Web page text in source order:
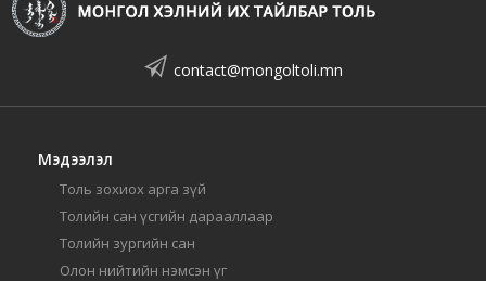
contact@mongoltoli.mn
Мэдээлэл
Толь зохиох арга зүй
Толийн сан үсгийн дарааллаар
Толийн зургийн сан
Олон нийтийн нэмсэн үг